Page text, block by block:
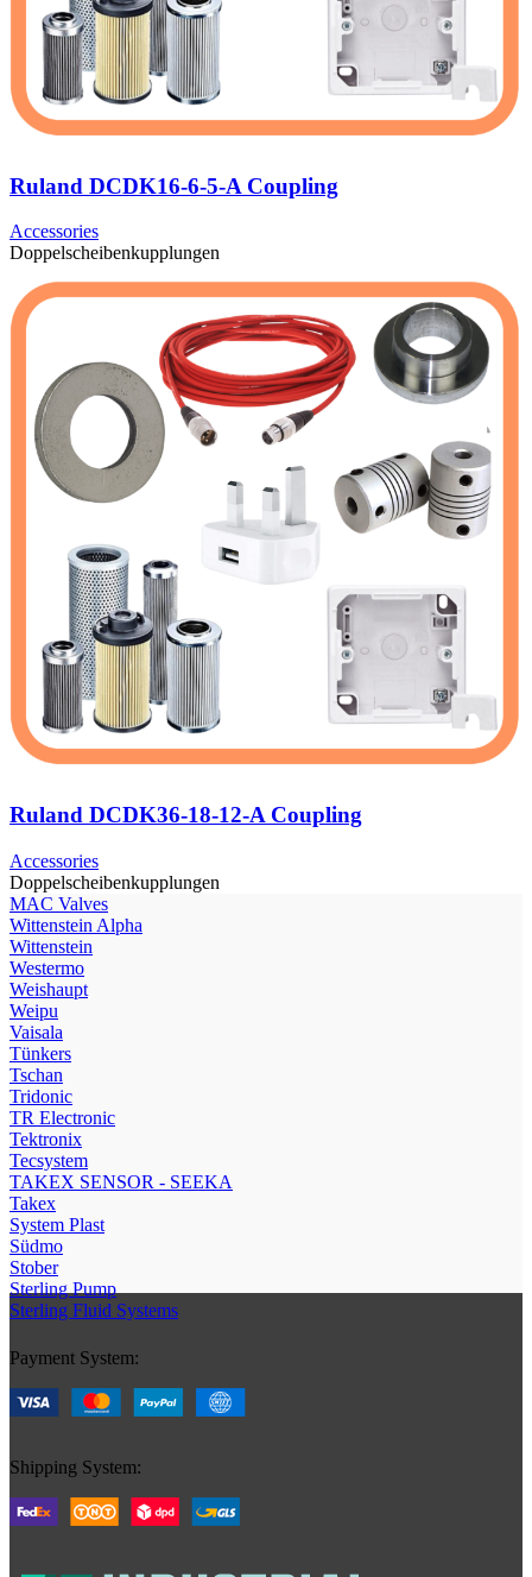
Ruland DCDK16-6-5-A Coupling
Accessories
Doppelscheibenkupplungen
Ruland DCDK36-18-12-A Coupling
Accessories
Doppelscheibenkupplungen
МAC Valves
Wittenstein Alpha
Wittenstein
Westermo
Weishaupt
Weipu
Vaisala
Tünkers
Tschan
Tridonic
TR Electronic
Tektronix
Tecsystem
TAKEX SENSOR - SEEKA
Takex
System Plast
Südmo
Stober
Sterling Pump
Sterling Fluid Systems
Payment System:
Shipping System: